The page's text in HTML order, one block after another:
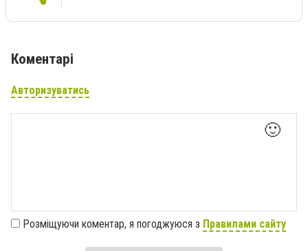
Коментарі
Авторизуватись
🙂
Розміщуючи коментар, я погоджуюся з Правилами сайту